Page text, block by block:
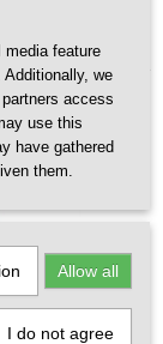
feature
we
access
use this
have gathered
them.
Allow all
I do not agree